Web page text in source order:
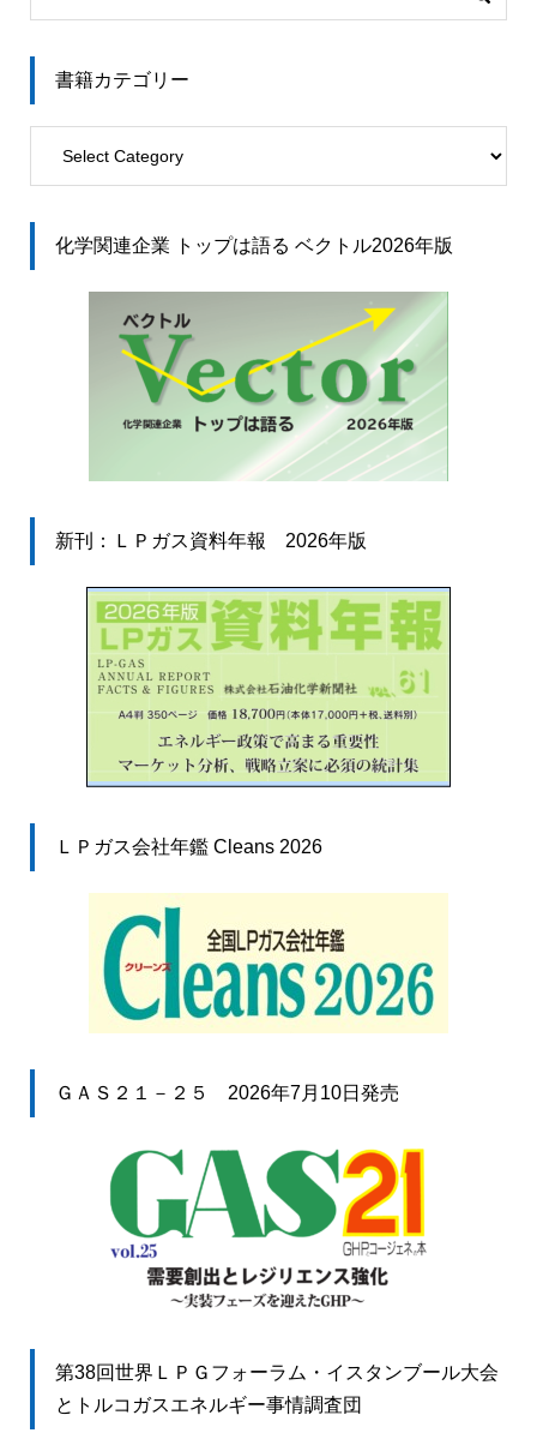
書籍カテゴリー
化学関連企業 トップは語る ベクトル2026年版
新刊：ＬＰガス資料年報 2026年版
ＬＰガス会社年鑑 Cleans 2026
ＧＡＳ２１－２５ 2026年7月10日発売
第38回世界ＬＰＧフォーラム・イスタンブール大会
とトルコガスエネルギー事情調査団